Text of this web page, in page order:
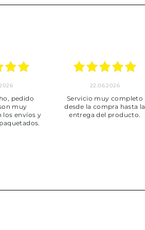
pedido
muy
los envíos y
22.06.2026
Servicio muy completo
desde la compra hasta la
entrega del producto.